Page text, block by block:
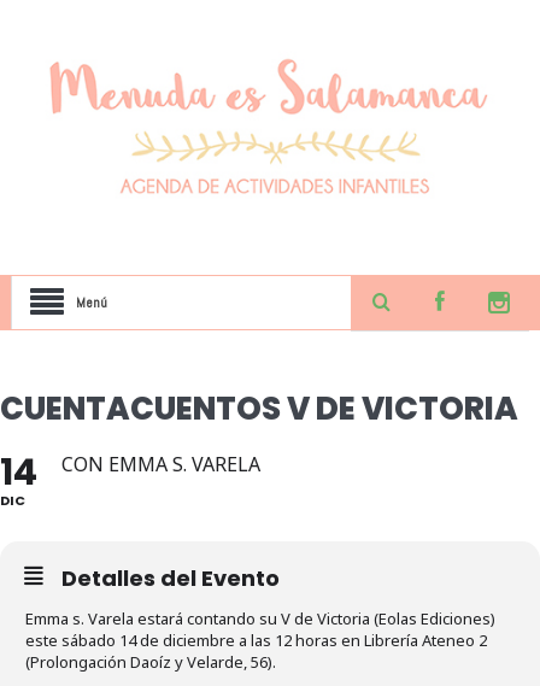
Menú
CUENTACUENTOS V DE VICTORIA
14
DIC
CON EMMA S. VARELA
Detalles del Evento
Emma s. Varela estará contando su V de Victoria (Eolas Ediciones)
este sábado 14 de diciembre a las 12 horas en Librería Ateneo 2
(Prolongación Daoíz y Velarde, 56).